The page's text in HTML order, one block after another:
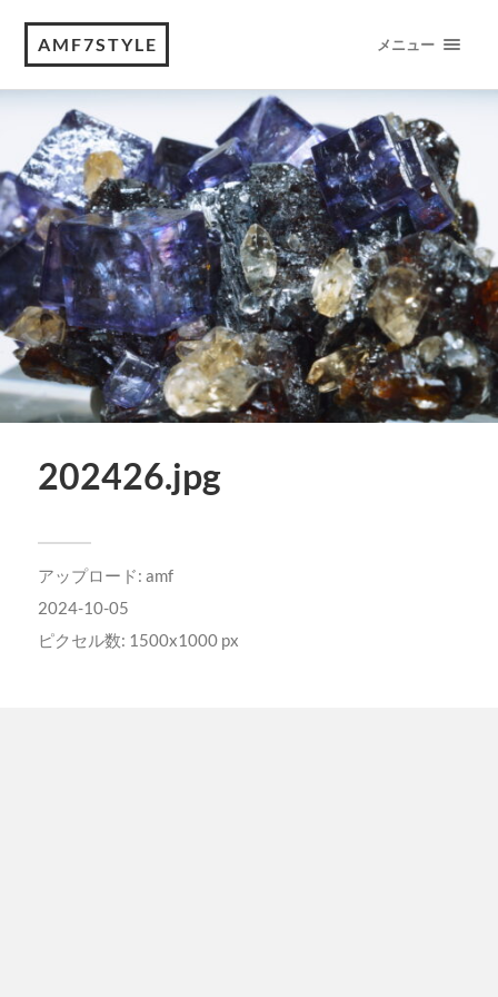
AMF7STYLE メニュー
202426.jpg
アップロード: amf
2024-10-05
ピクセル数: 1500x1000 px